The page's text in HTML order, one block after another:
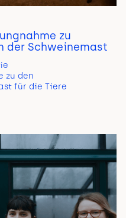
zu
der Schweinemast
zu den
für die Tiere